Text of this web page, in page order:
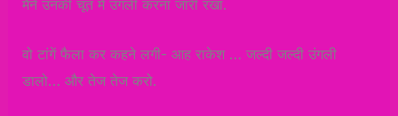
मैंने उनकी चूत में उंगली करना जारी रखा.
वो टांगें फैला कर कहने लगी- आह राकेश … जल्दी जल्दी उंगली
डालो… और तेज तेज करो.